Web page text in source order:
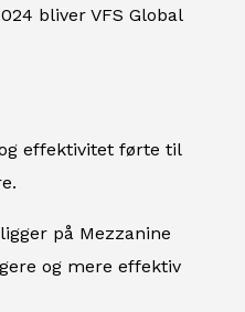
bliver VFS Global
effektivitet førte til
på Mezzanine
og mere effektiv